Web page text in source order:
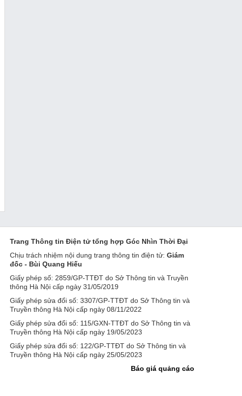
Trang Thông tin Điện tử tổng hợp Góc Nhìn Thời Đại
Chịu trách nhiệm nội dung trang thông tin điện tử: Giám
đốc - Bùi Quang Hiếu
Giấy phép số: 2859/GP-TTĐT do Sở Thông tin và Truyền
thông Hà Nội cấp ngày 31/05/2019
Giấy phép sửa đổi số: 3307/GP-TTĐT do Sở Thông tin và
Truyền thông Hà Nội cấp ngày 08/11/2022
Giấy phép sửa đổi số: 115/GXN-TTĐT do Sở Thông tin và
Truyền thông Hà Nội cấp ngày 19/05/2023
Giấy phép sửa đổi số: 122/GP-TTĐT do Sở Thông tin và
Truyền thông Hà Nội cấp ngày 25/05/2023
Báo giá quảng cáo